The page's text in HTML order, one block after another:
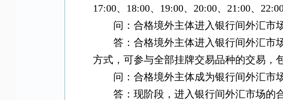
17:00、 18:00、 19:00、 20:00、 21:00、
问：合格境外主体进入银行间外汇市
答：合格境外主体进入银行间外汇市
方式，可参与全部挂牌交易品种的交易，
问：合格境外主体成为银行间外汇市
答：现阶段，进入银行间外汇市场的